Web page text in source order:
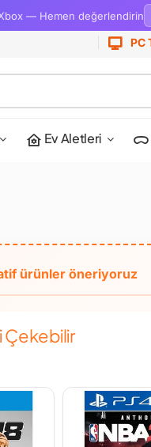
— Hemen değerlendirin
PC
Ev Aletleri
Çekebilir